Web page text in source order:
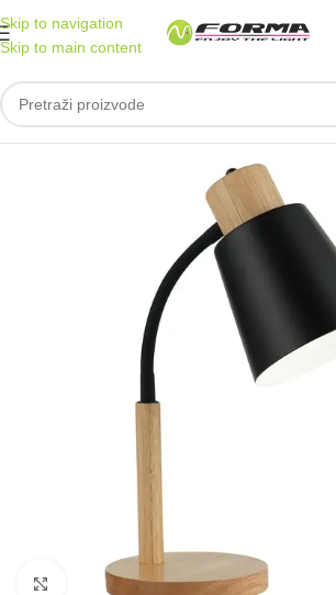
Skip to navigation
Skip to main content
Klikni da uveličaš